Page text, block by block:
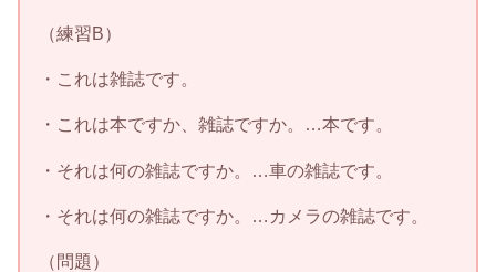
（練習B）
・これは雑誌です。
・これは本ですか、雑誌ですか。…本です。
・それは何の雑誌ですか。…車の雑誌です。
・それは何の雑誌ですか。…カメラの雑誌です。
（問題）